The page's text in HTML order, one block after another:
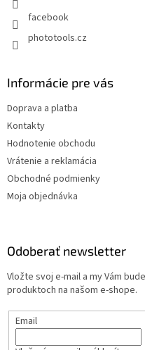
facebook
phototools.cz
Informácie pre vás
Doprava a platba
Kontakty
Hodnotenie obchodu
Vrátenie a reklamácia
Obchodné podmienky
Moja objednávka
Odoberať newsletter
Vložte svoj e-mail a my Vám
produktoch na našom e-shope.
Email